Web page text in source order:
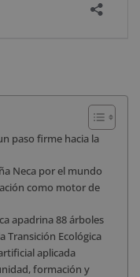
paso firme hacia la
Neca por el mundo
como motor de
apadrina 88 árboles
Transición Ecológica
aplicada
formación y